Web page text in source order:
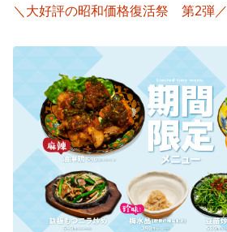
＼大好評の昭和価格復活祭 第2弾／